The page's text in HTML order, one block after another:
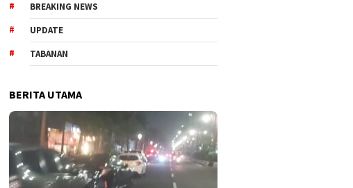
BREAKING NEWS
UPDATE
TABANAN
BERITA UTAMA